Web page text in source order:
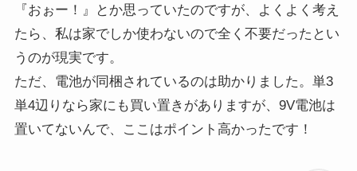
『おぉー！』とか思っていたのですが、よくよく考え
たら、私は家でしか使わないので全く不要だったとい
うのが現実です。
ただ、電池が同梱されているのは助かりました。単3
単4辺りなら家にも買い置きがありますが、9V電池は
置いてないんで、ここはポイント高かったです！